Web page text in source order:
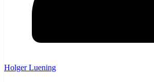
Holger Luening